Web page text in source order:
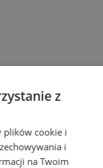
z
plików cookie i
i
na Twoim